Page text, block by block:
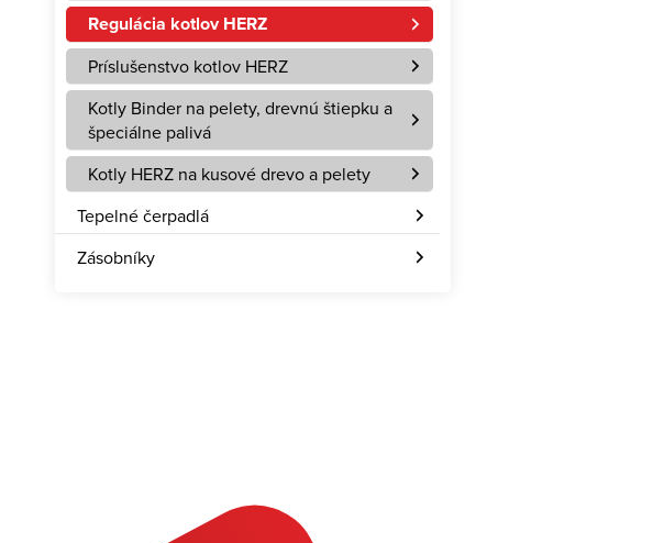
Regulácia kotlov HERZ
Príslušenstvo kotlov HERZ
Kotly Binder na pelety, drevnú štiepku a
špeciálne palivá
Kotly HERZ na kusové drevo a pelety
Tepelné čerpadlá
Zásobníky